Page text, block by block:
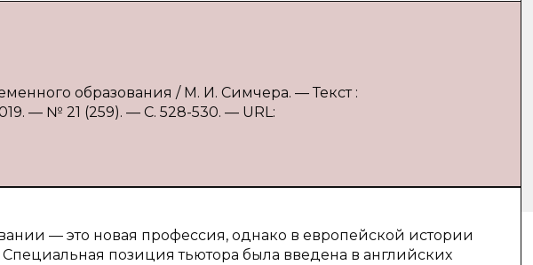
образования / М. И. Симчера. — Текст :
— № 21 (259). — С. 528-530. — URL:
— это новая профессия, однако в европейской истории
позиция тьютора была введена в английских